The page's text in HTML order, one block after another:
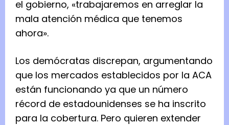
el gobierno, «trabajaremos en arreglar la
mala atención médica que tenemos
ahora».
Los demócratas discrepan, argumentando
que los mercados establecidos por la ACA
están funcionando ya que un número
récord de estadounidenses se ha inscrito
para la cobertura. Pero quieren extender